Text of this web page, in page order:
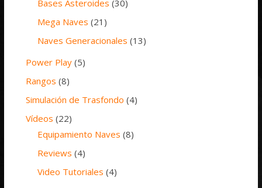
Bases Asteroides (30)
Mega Naves (21)
Naves Generacionales (13)
Power Play (5)
Rangos (8)
Simulación de Trasfondo (4)
Vídeos (22)
Equipamiento Naves (8)
Reviews (4)
Video Tutoriales (4)